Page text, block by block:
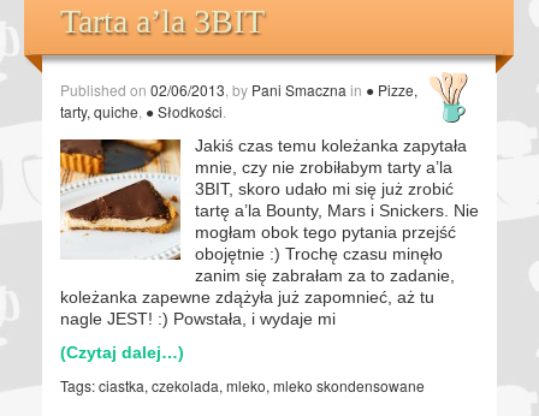
Tarta a’la 3BIT
Published on 02/06/2013 , by Pani Smaczna in ● Pizze,
tarty, quiche ● Słodkości
Jakiś czas temu koleżanka zapytała
mnie, czy nie zrobiłabym tarty a’la
3BIT, skoro udało mi się już zrobić
tartę a’la Bounty, Mars i Snickers. Nie
mogłam obok tego pytania przejść
obojętnie :) Trochę czasu minęło
zanim się zabrałam za to zadanie,
koleżanka zapewne zdążyła już zapomnieć, aż tu
nagle JEST! :) Powstała, i wydaje mi
(Czytaj dalej…)
Tags:ciastka, czekolada, mleko, mleko skondensowane